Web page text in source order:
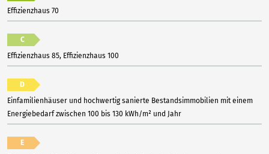
Effizienzhaus 70
C
Effizienzhaus 85, Effizienzhaus 100
D
Einfamilienhäuser und hochwertig sanierte Bestandsimmobilien mit einem
Energiebedarf zwischen 100 bis 130 kWh/m² und Jahr
E